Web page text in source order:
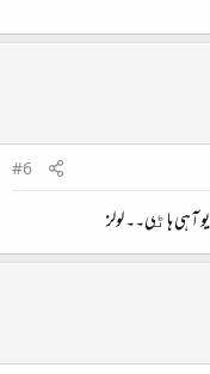
#6
هاڻي۔۔ لولز